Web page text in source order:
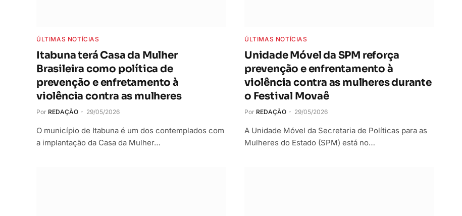
ÚLTIMAS NOTÍCIAS
Itabuna terá Casa da Mulher
Brasileira como política de
prevenção e enfretamento à
violência contra as mulheres
Por REDAÇÃO 29/05/2026
O município de Itabuna é um dos contemplados com
a implantação da Casa da Mulher…
ÚLTIMAS NOTÍCIAS
Unidade Móvel da SPM reforça
prevenção e enfrentamento à
violência contra as mulheres durante
o Festival Movaê
Por REDAÇÃO 29/05/2026
A Unidade Móvel da Secretaria de Políticas para as
Mulheres do Estado (SPM) está no…